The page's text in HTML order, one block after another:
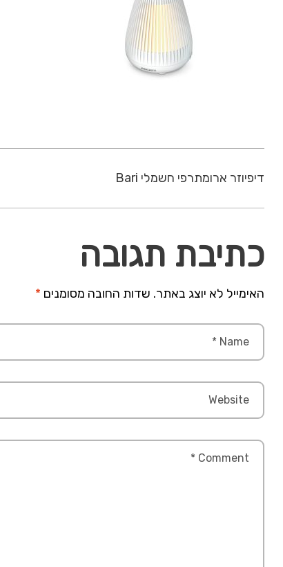
דיפיוזר ארומתרפי חשמלי Bari
כתיבת תגובה
האימייל לא יוצג באתר. שדות החובה מסומנים *